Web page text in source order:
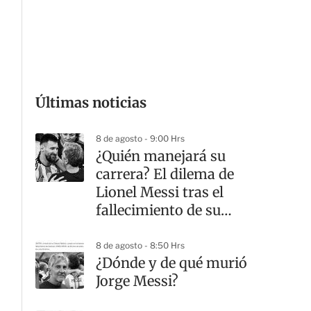
Últimas noticias
8 de agosto - 9:00 Hrs
¿Quién manejará su
carrera? El dilema de
Lionel Messi tras el
fallecimiento de su
8 de agosto - 8:50 Hrs
¿Dónde y de qué murió
Jorge Messi?